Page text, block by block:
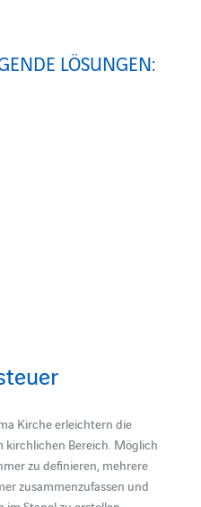
LÖSUNGEN:
Kirche erleichtern die
Bereich. Möglich
zu definieren, mehrere
zusammenzufassen und